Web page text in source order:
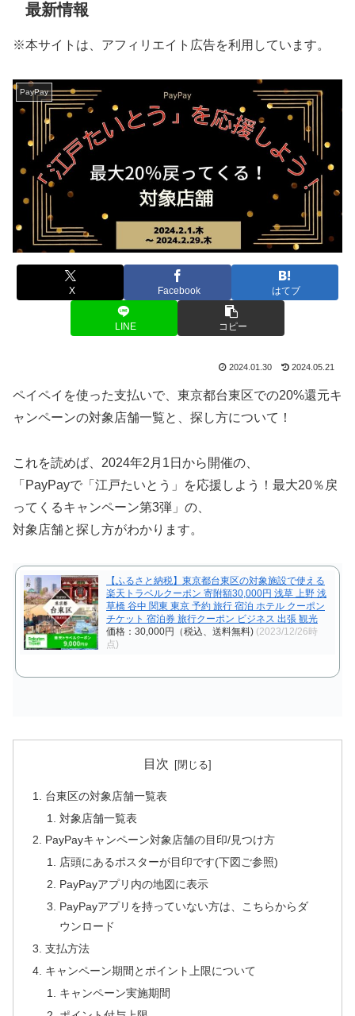
最新情報
※本サイトは、アフィリエイト広告を利用しています。
PayPay
X Facebook はてブ
LINE コピー
2024.01.30 2024.05.21
ペイペイを使った支払いで、東京都台東区での20%還元キ
ャンペーンの対象店舗一覧と、探し方について！
これを読めば、2024年2月1日から開催の、
「PayPayで「江戸たいとう」を応援しよう！最大20％戻
ってくるキャンペーン第3弾」の、
対象店舗と探し方がわかります。
【ふるさと納税】東京都台東区の対象施設で使える
楽天トラベルクーポン 寄附額30,000円 浅草 上野 浅
草橋 谷中 関東 東京 予約 旅行 宿泊 ホテル クーポン
チケット 宿泊券 旅行クーポン ビジネス 出張 観光
価格：30,000円（税込、送料無料) (2023/12/26時
点)
目次
台東区の対象店舗一覧表
対象店舗一覧表
PayPayキャンペーン対象店舗の目印/見つけ方
店頭にあるポスターが目印です(下図ご参照)
PayPayアプリ内の地図に表示
PayPayアプリを持っていない方は、こちらからダ
ウンロード
支払方法
キャンペーン期間とポイント上限について
キャンペーン実施期間